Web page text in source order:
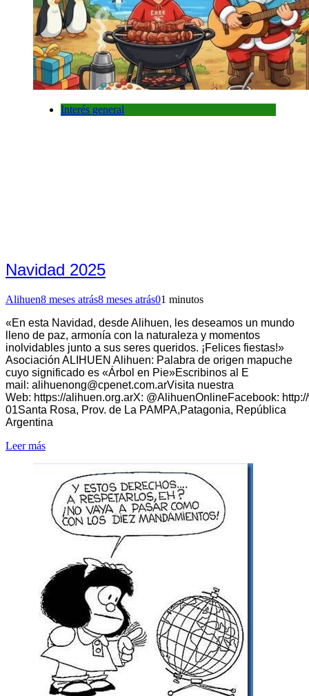
Interés general
Navidad 2025
Alihuen8 meses atrás8 meses atrás01 minutos
«En esta Navidad, desde Alihuen, les deseamos un mundo
lleno de paz, armonía con la naturaleza y momentos
inolvidables junto a sus seres queridos. ¡Felices fiestas!»
Asociación ALIHUEN Alihuen: Palabra de origen mapuche
cuyo significado es «Árbol en Pie»Escribinos al E
mail: alihuenong@cpenet.com.arVisita nuestra
Web: https://alihuen.org.arX: @AlihuenOnlineFacebook:
01Santa Rosa, Prov. de La PAMPA,Patagonia, República
Argentina
Leer más